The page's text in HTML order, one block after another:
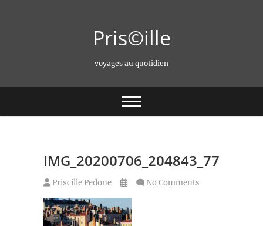
Pris©ille
voyages au quotidien
IMG_20200706_204843_772
Priscille Pedone No Comments